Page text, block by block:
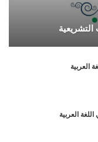
التشريعية
العربية
العربية